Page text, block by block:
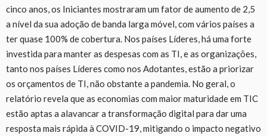
cinco anos, os Iniciantes mostraram um fator de aumento de 2,5
a nível da sua adoção de banda larga móvel, com vários países a
ter quase 100% de cobertura. Nos países Líderes, há uma forte
investida para manter as despesas com as TI, e as organizações,
tanto nos países Líderes como nos Adotantes, estão a priorizar
os orçamentos de TI, não obstante a pandemia. No geral, o
relatório revela que as economias com maior maturidade em TIC
estão aptas a alavancar a transformação digital para dar uma
resposta mais rápida à COVID-19, mitigando o impacto negativo